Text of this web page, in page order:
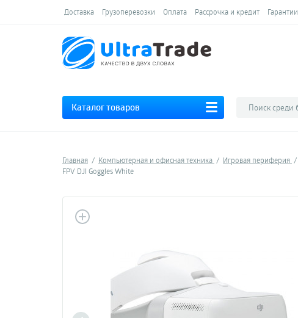
Доставка Грузоперевозки Оплата Рассрочка и кредит Гарантии
Каталог товаров
Главная Компьютерная и офисная техника Игровая периферия
FPV DJI Goggles White